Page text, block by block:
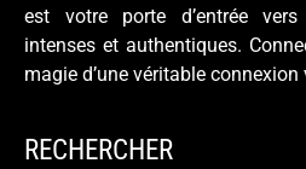
est votre porte d’entrée
intenses et authentiques.
magie d’une véritable connexion
RECHERCHER